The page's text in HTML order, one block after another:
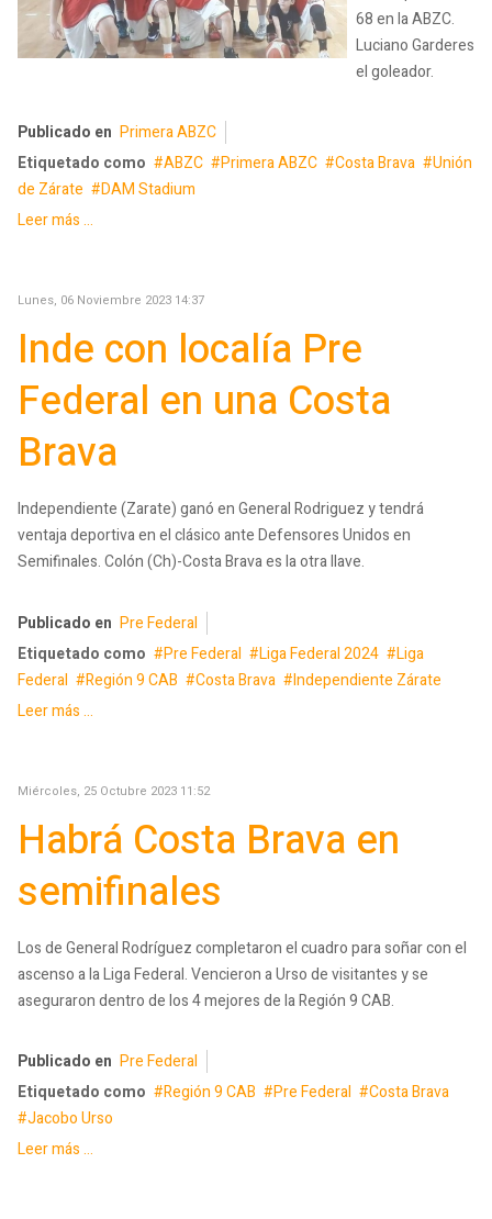
68 en la ABZC.
Luciano Garderes
el goleador.
Publicado en Primera ABZC
Etiquetado como
ABZC Primera ABZC Costa Brava
Unión
de Zárate
DAM Stadium
Leer más ...
Lunes, 06 Noviembre 2023 14:37
Inde con localía Pre
Federal en una Costa
Brava
Independiente (Zarate) ganó en General Rodriguez y tendrá
ventaja deportiva en el clásico ante Defensores Unidos en
Semifinales. Colón (Ch)-Costa Brava es la otra llave.
Publicado en Pre Federal
Etiquetado como
Pre Federal Liga Federal 2024
Liga
Federal
Región 9 CAB Costa Brava
Independiente Zárate
Leer más ...
Miércoles, 25 Octubre 2023 11:52
Habrá Costa Brava en
semifinales
Los de General Rodríguez completaron el cuadro para soñar con el
ascenso a la Liga Federal. Vencieron a Urso de visitantes y se
aseguraron dentro de los 4 mejores de la Región 9 CAB.
Publicado en Pre Federal
Etiquetado como
Región 9 CAB Pre Federal
Costa Brava
Jacobo Urso
Leer más ...